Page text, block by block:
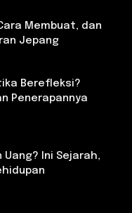
Membuat, dan
Jepang
Berefleksi?
Penerapannya
Ini Sejarah,